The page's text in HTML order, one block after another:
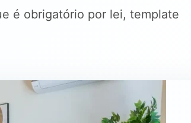
é obrigatório por lei, template